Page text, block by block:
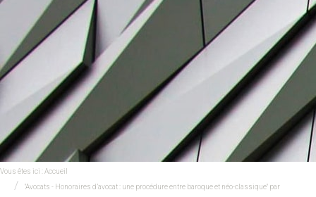
Vous êtes ici :Accueil
"Avocats - Honoraires d’avocat : une procédure entre baroque et néo-classique" par